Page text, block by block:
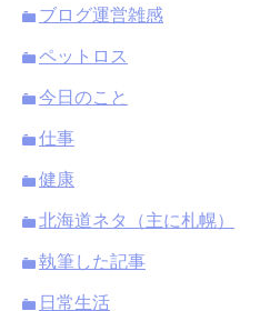
ブログ運営雑感
ペットロス
今日のこと
仕事
健康
北海道ネタ（主に札幌）
執筆した記事
日常生活